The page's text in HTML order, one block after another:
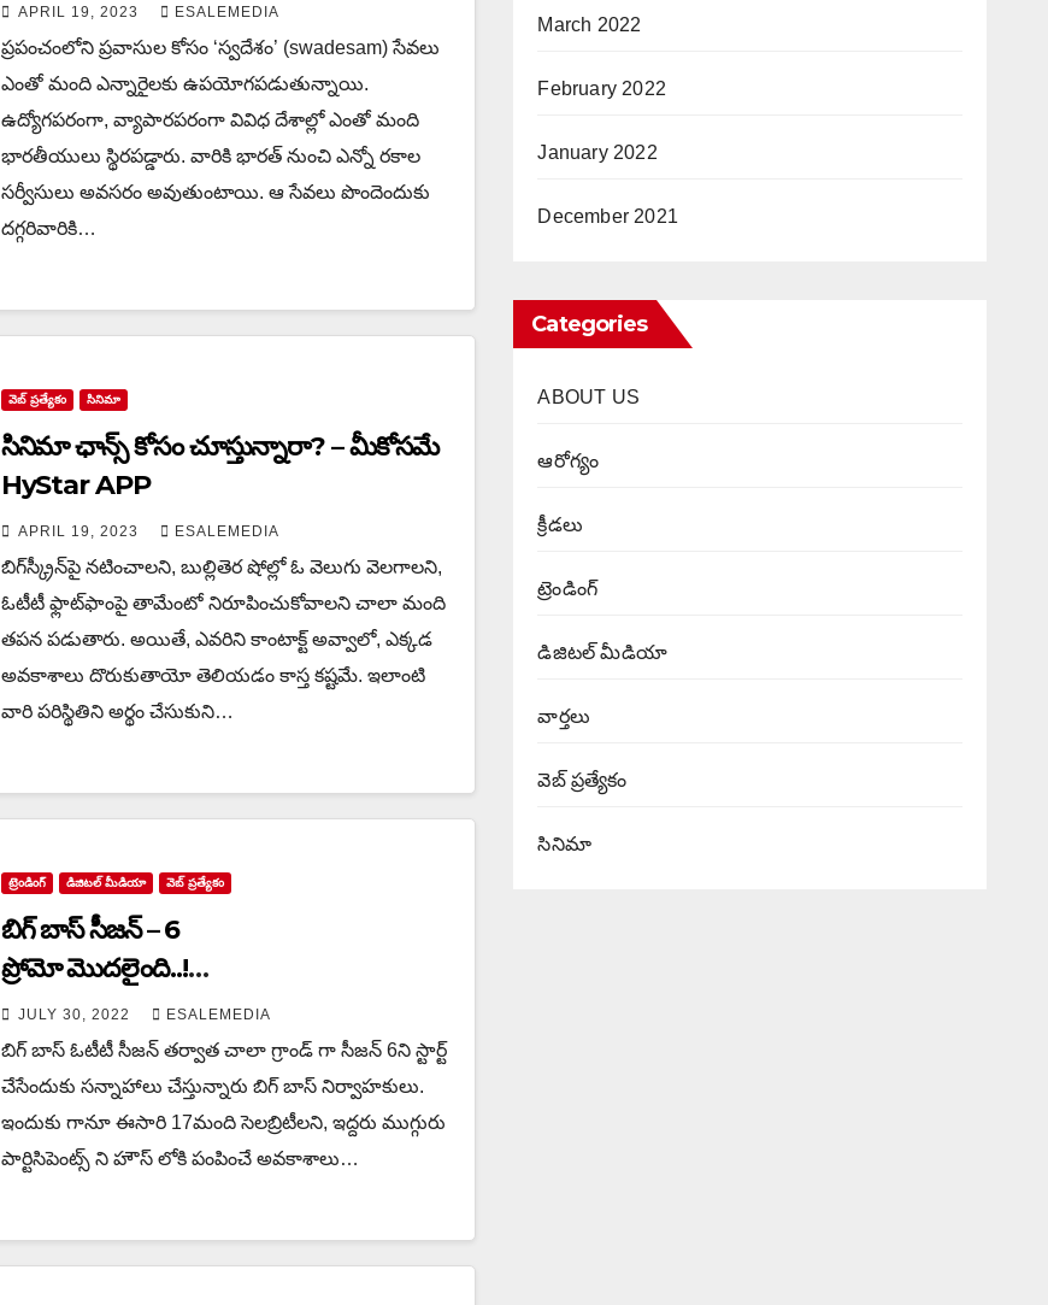
APRIL 19, 2023 ESALEMEDIA
ప్ర‌పంచంలోని ప్ర‌వాసుల కోసం ‘స్వ‌దేశం’ (swadesam) సేవ‌లు
ఎంతో మంది ఎన్నారైల‌కు ఉప‌యోగ‌ప‌డుతున్నాయి.
ఉద్యోగప‌రంగా, వ్యాపారప‌రంగా వివిధ దేశాల్లో ఎంతో మంది
భార‌తీయులు స్థిర‌ప‌డ్డారు. వారికి భార‌త్ నుంచి ఎన్నో ర‌కాల
స‌ర్వీసులు అవ‌స‌రం అవుతుంటాయి. ఆ సేవ‌లు పొందెందుకు
ద‌గ్గ‌రివారికి…
వెబ్ ప్రత్యేకం సినిమా
సినిమా ఛాన్స్ కోసం చూస్తున్నారా? – మీకోసమే
HyStar APP
APRIL 19, 2023 ESALEMEDIA
బిగ్‌స్క్రీన్‌పై న‌టించాల‌ని, బుల్లితెర షోల్లో ఓ వెలుగు వెల‌గాల‌ని,
ఓటీటీ ఫ్లాట్‌ఫాంపై తామేంటో నిరూపించుకోవాల‌ని చాలా మంది
త‌ప‌న ప‌డుతారు. అయితే, ఎవ‌రిని కాంటాక్ట్ అవ్వాలో, ఎక్క‌డ
అవ‌కాశాలు దొరుకుతాయో తెలియడం కాస్త కష్టమే. ఇలాంటి
వారి ప‌రిస్థితిని అర్థం చేసుకుని…
ట్రెండింగ్ డిజిటల్ మీడియా వెబ్ ప్రత్యేకం
బిగ్ బాస్ సీజన్ – 6
ప్రోమో మొదలైంది..!
గెట్ రెడీ..!
JULY 30, 2022 ESALEMEDIA
బిగ్ బాస్ ఓటీటీ సీజన్ తర్వాత చాలా గ్రాండ్ గా సీజన్ 6ని స్టార్ట్
చేసేందుకు సన్నాహాలు చేస్తున్నారు బిగ్ బాస్ నిర్వాహకులు.
ఇందుకు గానూ ఈసారి 17మంది సెలబ్రిటీలని, ఇద్దరు ముగ్గురు
పార్టిసిపెంట్స్ ని హౌస్ లోకి పంపించే అవకాశాలు…
March 2022
February 2022
January 2022
December 2021
Categories
ABOUT US
ఆరోగ్యం
క్రీడలు
ట్రెండింగ్
డిజిటల్ మీడియా
వార్త‌లు
వెబ్ ప్రత్యేకం
సినిమా